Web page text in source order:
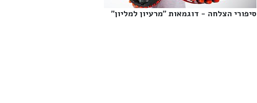
סיפורי הצלחה - דוגמאות "מרעיון למליון"‎